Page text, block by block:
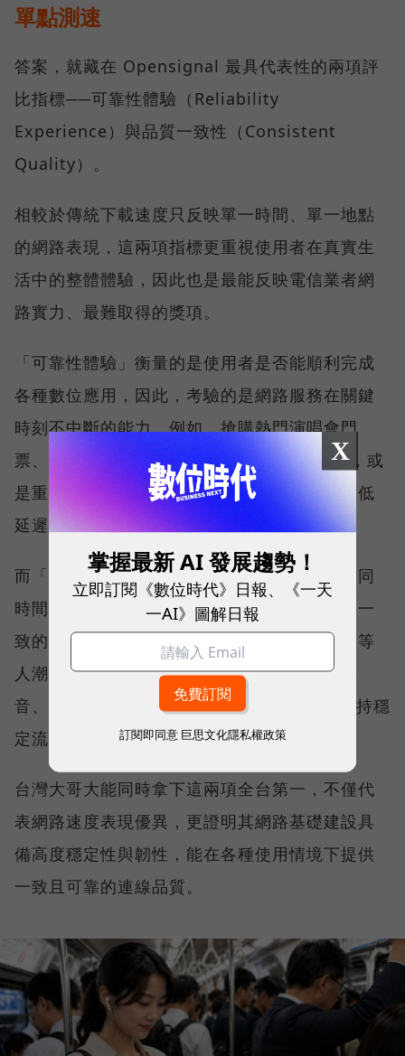
單點測速
答案，就藏在 Opensignal 最具代表性的兩項評
比指標──可靠性體驗（Reliability
Experience）與品質一致性（Consistent
Quality）。
相較於傳統下載速度只反映單一時間、單一地點
的網路表現，這兩項指標更重視使用者在真實生
活中的整體體驗，因此也是最能反映電信業者網
路實力、最難取得的獎項。
「可靠性體驗」衡量的是使用者是否能順利完成
各種數位應用，因此，考驗的是網路服務在關鍵
時刻不中斷的能力。例如，搶購熱門演唱會門
票、秒殺限量商品、超商結帳掃描 QR Code，或
是重要的線上會議，都需要網路能即時回應、低
延遲且持續運作。
而「品質一致性」則是衡量電信業者可否在不同
時間、不同地點、不同網路負載下，都能維持一
致的網路服務品質。無論是在跨年晚會、球賽等
人潮密集場域，或是在高速移動時觀看串流影
音、傳送 LINE 訊息、分享社群動態，確保維持穩
定流暢，不因環境改變而明顯降速。
台灣大哥大能同時拿下這兩項全台第一，不僅代
表網路速度表現優異，更證明其網路基礎建設具
備高度穩定性與韌性，能在各種使用情境下提供
一致且可靠的連線品質。
X
掌握最新 AI 發展趨勢！
立即訂閱《數位時代》日報、《一天
一AI》圖解日報
訂閱即同意 巨思文化隱私權政策